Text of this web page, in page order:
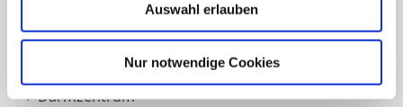
Auswahl erlauben
Nur notwendige Cookies
Zentrale Notaufnahme
Märkisches Brustzentrum
Darmzentrum